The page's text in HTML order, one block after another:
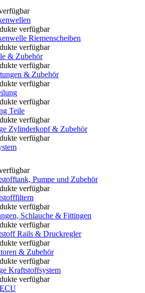
verfügbar
Riemenscheiben
verfügbar
& Zubehör
verfügbar
& Zubehör
verfügbar
verfügbar
Teile
verfügbar
Zylinderkopf & Zubehör
verfügbar
Pumpe und Zubehör
verfügbar
verfügbar
Schlauche & Fittingen
verfügbar
Rails & Druckregler
verfügbar
& Zubehör
verfügbar
Kraftstoffsystem
verfügbar